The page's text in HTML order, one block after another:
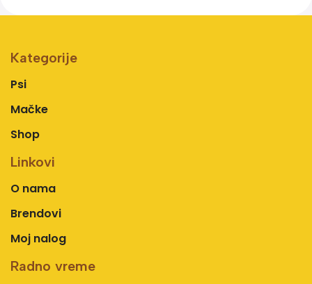
Kategorije
Psi
Mačke
Shop
Linkovi
O nama
Brendovi
Moj nalog
Radno vreme